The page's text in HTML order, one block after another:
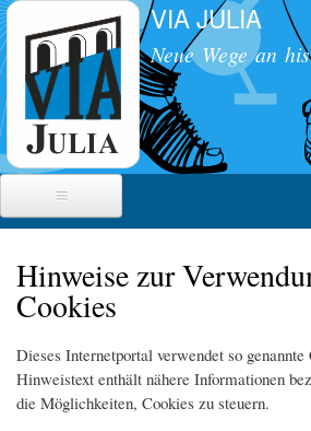
Direkt
zum
Inhalt
VIA JULIA
Neue Wege an
Militärstraße
Egerdach
Schmidham/ Kraimoos
Röm. Reiseverkehr
Radwanderweg
Radwanderführer
Radwanderroute
Übersichten
Veranstaltungen
Das Projekt
Hinweise zur
Cookies
Dieses Internetportal verwendet so
Hinweistext enthält nähere Informationen
die Möglichkeiten, Cookies zu steuern.